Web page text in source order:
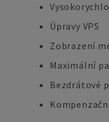
Úpravy VPS
Zobrazení
Maximální
Bezdrátové